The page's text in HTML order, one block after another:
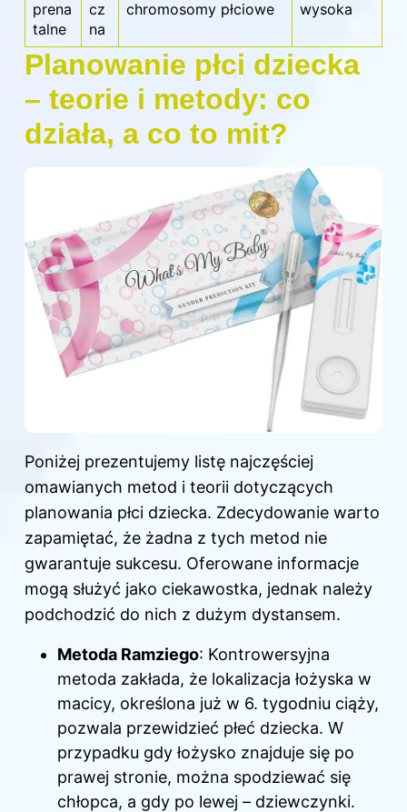
prena
talne
cz
na
chromosomy płciowe
wysoka
Planowanie płci dziecka
– teorie i metody: co
działa, a co to mit?
Poniżej prezentujemy listę najczęściej
omawianych metod i teorii dotyczących
planowania płci dziecka. Zdecydowanie warto
zapamiętać, że żadna z tych metod nie
gwarantuje sukcesu. Oferowane informacje
mogą służyć jako ciekawostka, jednak należy
podchodzić do nich z dużym dystansem.
Metoda Ramziego: Kontrowersyjna
metoda zakłada, że lokalizacja łożyska w
macicy, określona już w 6. tygodniu ciąży,
pozwala przewidzieć płeć dziecka. W
przypadku gdy łożysko znajduje się po
prawej stronie, można spodziewać się
chłopca, a gdy po lewej – dziewczynki.